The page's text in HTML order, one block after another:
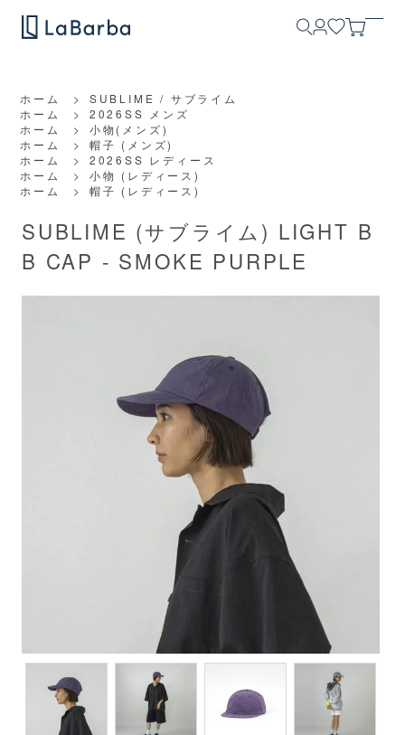
ホーム >
SUBLIME / サブライム
ホーム
>
2026SS メンズ
ホーム
>
小物(メンズ)
ホーム
>
帽子 (メンズ)
ホーム
>
2026SS レディース
ホーム
>
小物 (レディース)
ホーム
> 帽子 (レディース)
SUBLIME (サブライム) LIGHT B
B CAP - SMOKE PURPLE